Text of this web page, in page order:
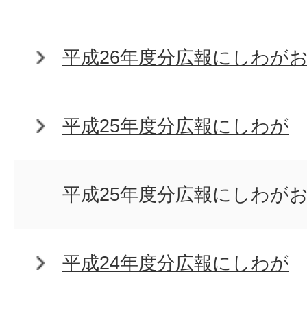
平成26年度分広報にしわが
平成25年度分広報にしわが
平成25年度分広報にしわが
平成24年度分広報にしわが